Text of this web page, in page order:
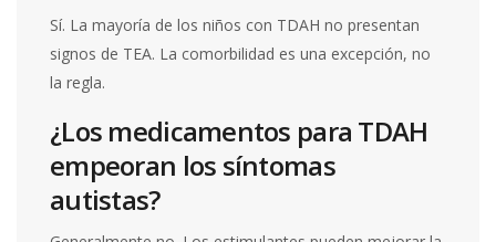
Sí. La mayoría de los niños con TDAH no presentan
signos de TEA. La comorbilidad es una excepción, no
la regla.
¿Los medicamentos para TDAH
empeoran los síntomas
autistas?